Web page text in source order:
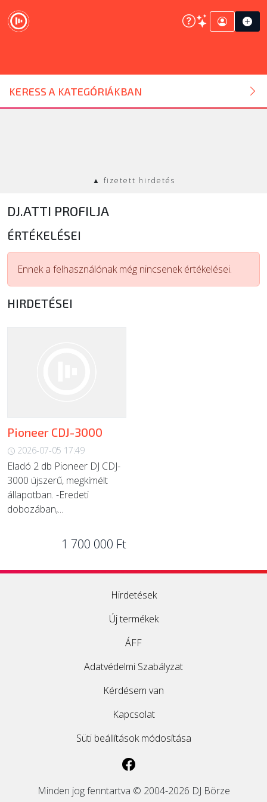
KERESS A KATEGÓRIÁKBAN
DJ ESZKÖZ
HANGTECHNIKA
EGYÉB
SZOLGÁLTATÁSOK
▲ fizetett hirdetés
DJ.ATTI PROFILJA
ÉRTÉKELÉSEI
Ennek a felhasználónak még nincsenek értékelései.
HIRDETÉSEI
Pioneer CDJ-3000
2026-07-05 17:49
Eladó 2 db Pioneer DJ CDJ-
3000 újszerű, megkímélt
állapotban. -Eredeti
dobozában,...
1 700 000 Ft
Hirdetések
Új termékek
ÁFF
Adatvédelmi Szabályzat
Kérdésem van
Kapcsolat
Süti beállítások módosítása
Minden jog fenntartva © 2004-2026 DJ Börze